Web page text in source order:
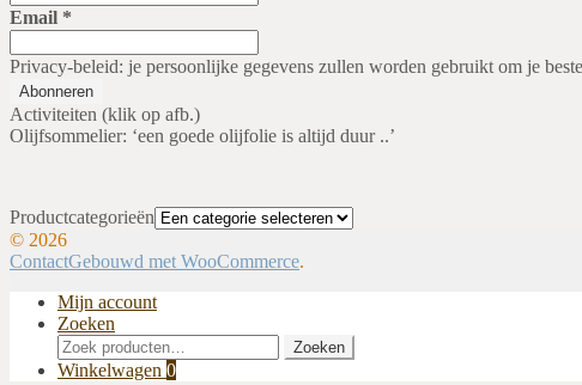
Email *
Privacy-beleid: je persoonlijke gegevens zullen worden gebruikt om je
Activiteiten (klik op afb.)
Olijfsommelier: ‘een goede olijfolie is altijd duur ..’
Productcategorieën
© 2026
ContactGebouwd met WooCommerce.
Mijn account
Zoeken
Zoeken
naar:
Zoeken
Winkelwagen 0